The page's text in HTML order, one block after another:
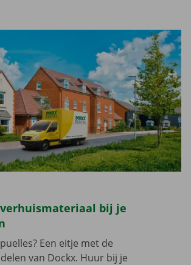
bij je
Een eitje met de
van Dockx. Huur bij je